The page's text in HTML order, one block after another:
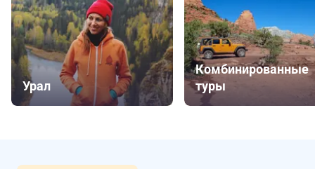
Урал
Комбинированные
туры